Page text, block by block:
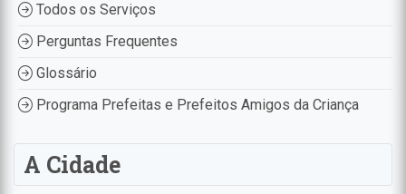
Todos os Serviços
Perguntas Frequentes
Glossário
Programa Prefeitas e Prefeitos Amigos da Criança
A Cidade